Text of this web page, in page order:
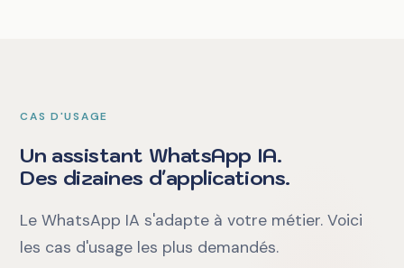
CAS D'USAGE
Un assistant WhatsApp IA.
Des dizaines d'applications.
Le WhatsApp IA s'adapte à votre métier. Voici
les cas d'usage les plus demandés.